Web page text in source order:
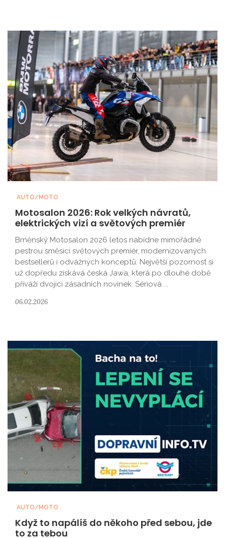
AUTO/MOTO
Motosalon 2026: Rok velkých návratů,
elektrických vizí a světových premiér
Brněnský Motosalon 2026 letos nabídne mimořádně
pestrou směsici světových premiér, modernizovaných
bestsellerů i odvážných konceptů. Největší pozornost si
už dopředu získává česká Jawa, která po dlouhé době
přiváží dvojici zásadních novinek. Sériová ...
06.02.2026
AUTO/MOTO
Když to napálíš do někoho před sebou, jde
to za tebou